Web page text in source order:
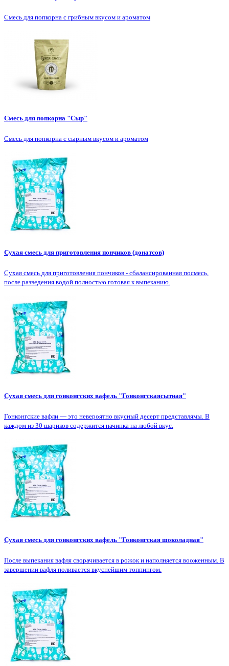
Смесь для попкорна с грибным вкусом и ароматом
Смесь для попкорна "Сыр"
Смесь для попкорна с сырным вкусом и ароматом
Сухая смесь для приготовления пончиков (донатсов)
Сухая смесь для приготовления пончиков - сбалансированная посмесь,
после разведения водой полностью готовая к выпеканию.
Сухая смесь для гонконгских вафель "Гонконгскаясытная"
Гонконгские вафли — это невероятно вкусный десерт представлямы. В
каждом из 30 шариков содержится начинка на любой вкус.
Сухая смесь для гонконгских вафель "Гонконгская шоколадная"
После выпекания вафля сворачивается в рожок и наполняется вооженным. В
завершении вафля поливается вкуснейшим топпингом.